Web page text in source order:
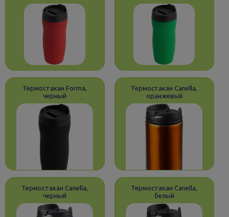
Термостакан Forma,
черный
Термостакан Canella,
оранжевый
Термостакан Canella,
черный
Термостакан Canella,
белый